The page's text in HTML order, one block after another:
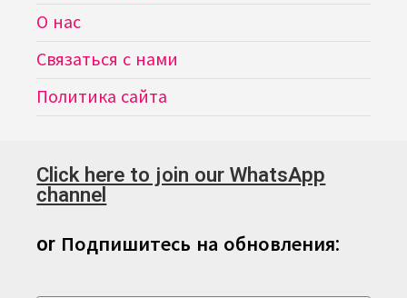
О нас
Связаться с нами
Политика сайта
Click here to join our WhatsApp
channel
or Подпишитесь на обновления: